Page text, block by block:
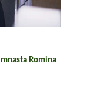
Romina